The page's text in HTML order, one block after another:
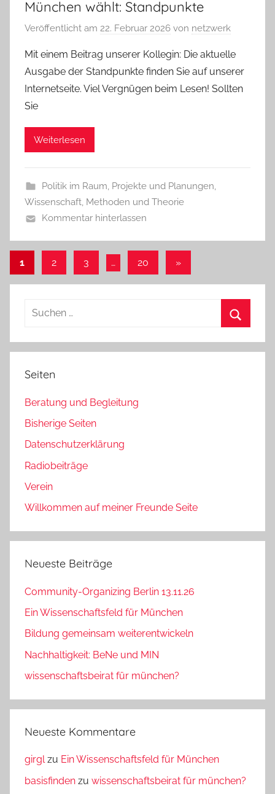
München wählt: Standpunkte
Veröffentlicht am 22. Februar 2026 von netzwerk
Mit einem Beitrag unserer Kollegin: Die aktuelle
Ausgabe der Standpunkte finden Sie auf unserer
Internetseite. Viel Vergnügen beim Lesen! Sollten
Sie
Weiterlesen
Politik im Raum, Projekte und Planungen,
Wissenschaft, Methoden und Theorie
Kommentar hinterlassen
Seitennummerierung
der
Beiträge
1 2 3 … 20
Nächste
»
Suchen
Seiten
Beratung und Begleitung
Bisherige Seiten
Datenschutzerklärung
Radiobeiträge
Verein
Willkommen auf meiner Freunde Seite
Neueste Beiträge
Community-Organizing Berlin 13.11.26
Ein Wissenschaftsfeld für München
Bildung gemeinsam weiterentwickeln
Nachhaltigkeit: BeNe und MIN
wissenschaftsbeirat für münchen?
Neueste Kommentare
girglzu Ein Wissenschaftsfeld für München
basisfinden zu wissenschaftsbeirat für münchen?